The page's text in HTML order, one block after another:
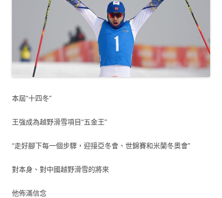
本屆“十四冬”
王強成為越野滑雪項目“五金王”
“走好腳下每一個步驟，迎接亞冬會、世錦賽和米蘭冬奧會”
對本身、對中國越野滑雪的將來
他佈滿信念